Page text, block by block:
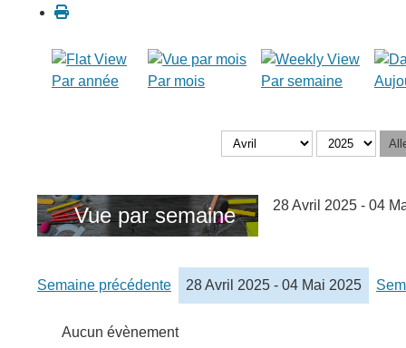
Par année Par mois Par semaine
Vue par semaine 28 Avril 2025 - 04
Semaine précédente 28 Avril 2025 - 04 Mai 2025
Aucun évènement